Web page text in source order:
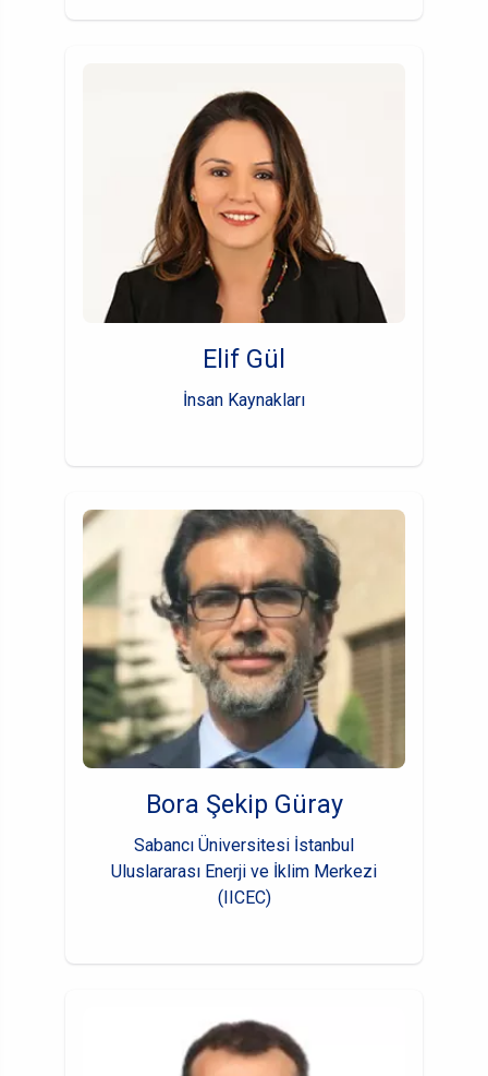
Elif Gül
İnsan Kaynakları
Bora Şekip Güray
Sabancı Üniversitesi İstanbul
Uluslararası Enerji ve İklim Merkezi
(IICEC)